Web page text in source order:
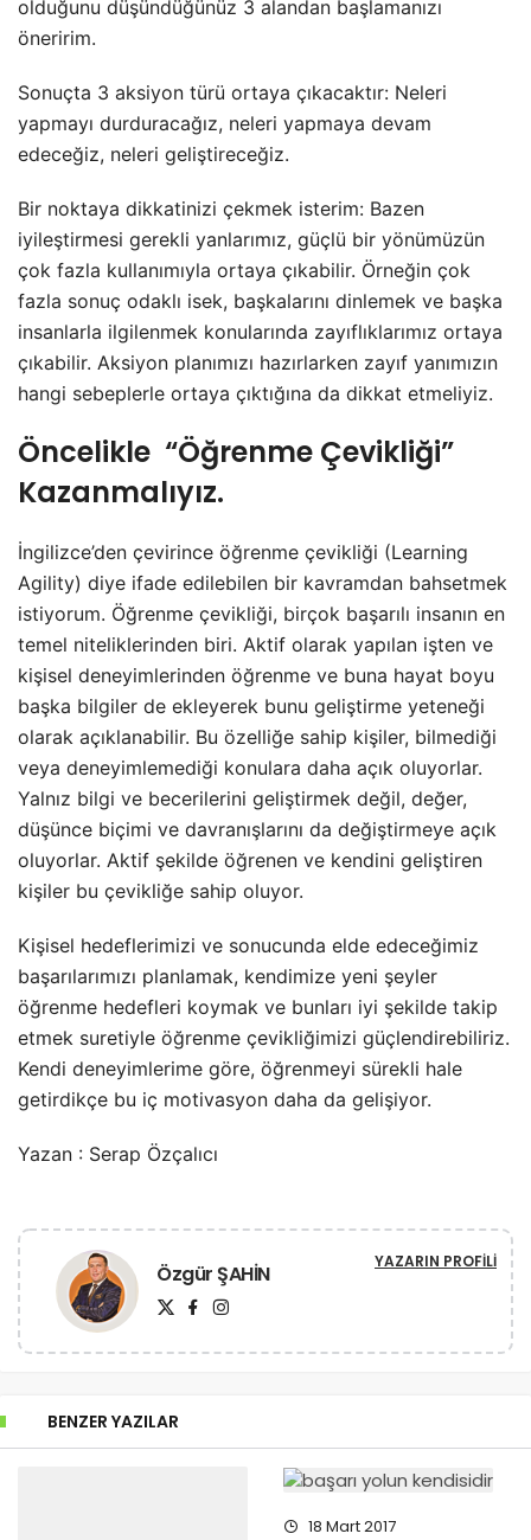
olduğunu düşündüğünüz 3 alandan başlamanızı
öneririm.
Sonuçta 3 aksiyon türü ortaya çıkacaktır: Neleri
yapmayı durduracağız, neleri yapmaya devam
edeceğiz, neleri geliştireceğiz.
Bir noktaya dikkatinizi çekmek isterim: Bazen
iyileştirmesi gerekli yanlarımız, güçlü bir yönümüzün
çok fazla kullanımıyla ortaya çıkabilir. Örneğin çok
fazla sonuç odaklı isek, başkalarını dinlemek ve başka
insanlarla ilgilenmek konularında zayıflıklarımız ortaya
çıkabilir. Aksiyon planımızı hazırlarken zayıf yanımızın
hangi sebeplerle ortaya çıktığına da dikkat etmeliyiz.
Öncelikle “Öğrenme Çevikliği”
Kazanmalıyız.
İngilizce’den çevirince öğrenme çevikliği (Learning
Agility) diye ifade edilebilen bir kavramdan bahsetmek
istiyorum. Öğrenme çevikliği, birçok başarılı insanın en
temel niteliklerinden biri. Aktif olarak yapılan işten ve
kişisel deneyimlerinden öğrenme ve buna hayat boyu
başka bilgiler de ekleyerek bunu geliştirme yeteneği
olarak açıklanabilir. Bu özelliğe sahip kişiler, bilmediği
veya deneyimlemediği konulara daha açık oluyorlar.
Yalnız bilgi ve becerilerini geliştirmek değil, değer,
düşünce biçimi ve davranışlarını da değiştirmeye açık
oluyorlar. Aktif şekilde öğrenen ve kendini geliştiren
kişiler bu çevikliğe sahip oluyor.
Kişisel hedeflerimizi ve sonucunda elde edeceğimiz
başarılarımızı planlamak, kendimize yeni şeyler
öğrenme hedefleri koymak ve bunları iyi şekilde takip
etmek suretiyle öğrenme çevikliğimizi güçlendirebiliriz.
Kendi deneyimlerime göre, öğrenmeyi sürekli hale
getirdikçe bu iç motivasyon daha da gelişiyor.
Yazan : Serap Özçalıcı
Özgür ŞAHİN YAZARIN PROFILI
BENZER YAZILAR
18 Mart 2017